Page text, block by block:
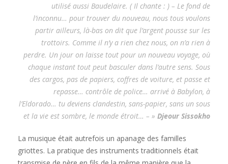
utilisé aussi Baudelaire. ( Il chante : ) – Le fond de
l’inconnu… pour trouver du nouveau, nous tous voulons
partir ailleurs, là-bas on dit que l’argent pousse sur les
trottoirs. Comme il n’y a rien chez nous, on n’a rien à
perdre. Un jour on laisse tout pour un nouveau voyage, où
chaque instant tout peut basculer dans l’autre sens. Sous
des cargos, pas de papiers, coffres de voiture, et passe et
repasse… contrôle de police… arrivé à Babylon, à
l’Eldorado… tu deviens clandestin, sans-papier, sans un sous
et la vie est sombre, le monde étroit… – » Djeour Sissokho
La musique était autrefois un apanage des familles
griottes. La pratique des instruments traditionnels était